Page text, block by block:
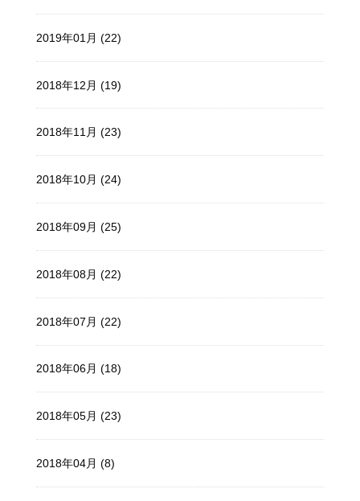
2019年01月 (22)
2018年12月 (19)
2018年11月 (23)
2018年10月 (24)
2018年09月 (25)
2018年08月 (22)
2018年07月 (22)
2018年06月 (18)
2018年05月 (23)
2018年04月 (8)